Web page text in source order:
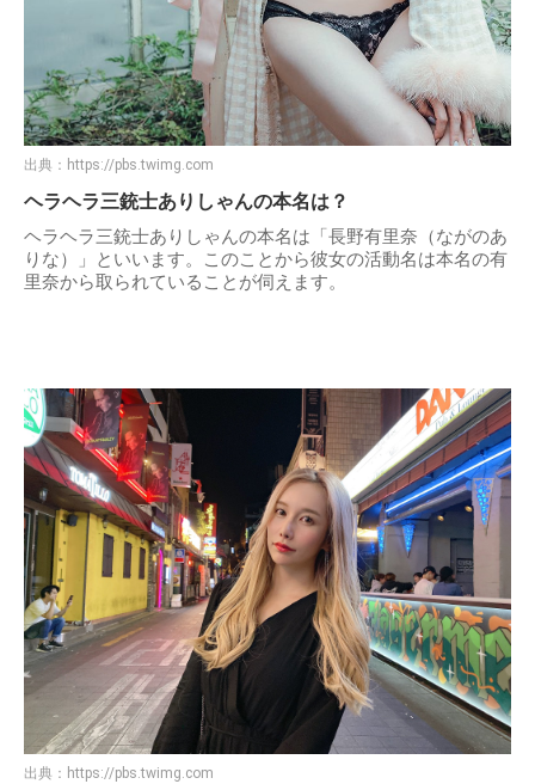
出典： https://pbs.twimg.com
ヘラヘラ三銃士ありしゃんの本名は？
ヘラヘラ三銃士ありしゃんの本名は「長野有里奈（ながのあ
りな）」といいます。このことから彼女の活動名は本名の有
里奈から取られていることが伺えます。
出典： https://pbs.twimg.com